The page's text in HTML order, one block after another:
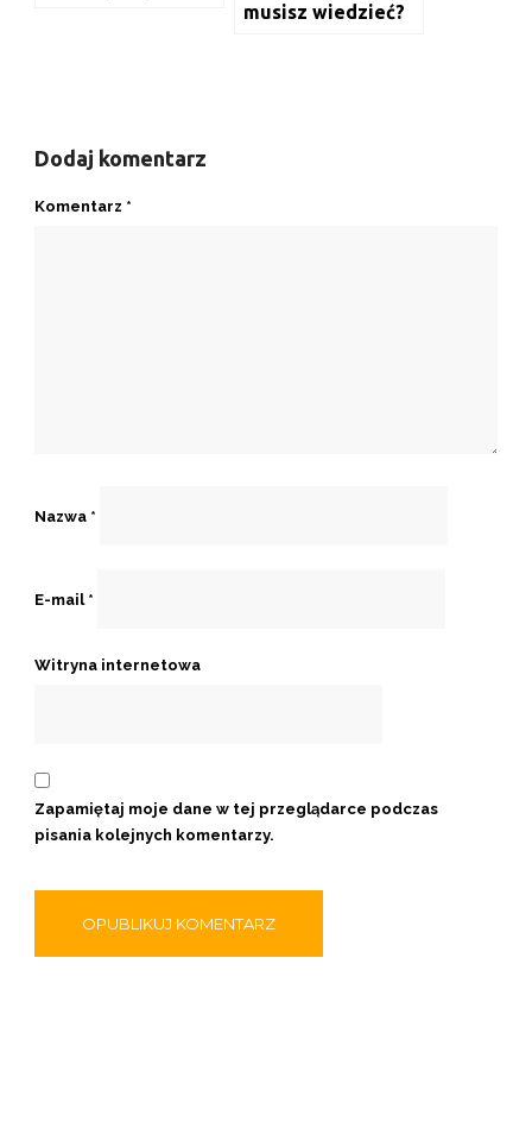
musisz wiedzieć?
Dodaj komentarz
Komentarz *
Nazwa *
E-mail *
Witryna internetowa
Zapamiętaj moje dane w tej przeglądarce podczas
pisania kolejnych komentarzy.